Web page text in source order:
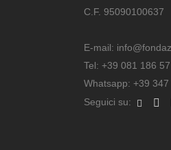
C.F. 95090100637
E-mail:
Tel: +39 081 186 57
Whatsapp: +39
Seguici su: